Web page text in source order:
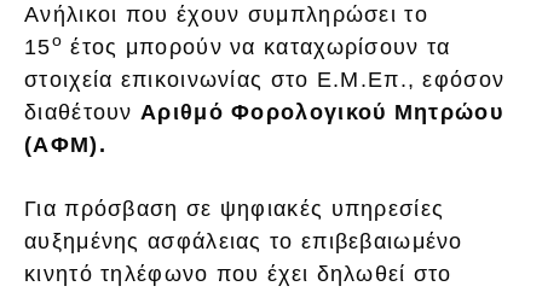
Ανήλικοι που έχουν συμπληρώσει το
15ο έτος μπορούν να καταχωρίσουν τα
στοιχεία επικοινωνίας στο Ε.Μ.Επ., εφόσον
διαθέτουν Αριθμό Φορολογικού Μητρώου
(ΑΦΜ).
Για πρόσβαση σε ψηφιακές υπηρεσίες
αυξημένης ασφάλειας το επιβεβαιωμένο
κινητό τηλέφωνο που έχει δηλωθεί στο